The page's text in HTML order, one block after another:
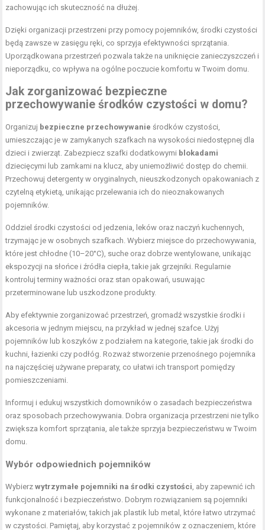
zachowując ich skuteczność na dłużej.
Dzięki organizacji przestrzeni przy pomocy pojemników, środki czystości
będą zawsze w zasięgu ręki, co sprzyja efektywności sprzątania.
Uporządkowana przestrzeń pozwala także na uniknięcie zanieczyszczeń i
nieporządku, co wpływa na ogólne poczucie komfortu w Twoim domu.
Jak zorganizować bezpieczne
przechowywanie środków czystości w domu?
Organizuj bezpieczne przechowywanie środków czystości,
umieszczając je w zamykanych szafkach na wysokości niedostępnej dla
dzieci i zwierząt. Zabezpiecz szafki dodatkowymi blokadami
dziecięcymi lub zamkami na klucz, aby uniemożliwić dostęp do chemii.
Przechowuj detergenty w oryginalnych, nieuszkodzonych opakowaniach z
czytelną etykietą, unikając przelewania ich do nieoznakowanych
pojemników.
Oddziel środki czystości od jedzenia, leków oraz naczyń kuchennych,
trzymając je w osobnych szafkach. Wybierz miejsce do przechowywania,
które jest chłodne (10–20°C), suche oraz dobrze wentylowane, unikając
ekspozycji na słońce i źródła ciepła, takie jak grzejniki. Regularnie
kontroluj terminy ważności oraz stan opakowań, usuwając
przeterminowane lub uszkodzone produkty.
Aby efektywnie zorganizować przestrzeń, gromadź wszystkie środki i
akcesoria w jednym miejscu, na przykład w jednej szafce. Użyj
pojemników lub koszyków z podziałem na kategorie, takie jak środki do
kuchni, łazienki czy podłóg. Rozważ stworzenie przenośnego pojemnika
na najczęściej używane preparaty, co ułatwi ich transport pomiędzy
pomieszczeniami.
Informuj i edukuj wszystkich domowników o zasadach bezpieczeństwa
oraz sposobach przechowywania. Dobra organizacja przestrzeni nie tylko
zwiększa komfort sprzątania, ale także sprzyja bezpieczeństwu w Twoim
domu.
Wybór odpowiednich pojemników
Wybierzwytrzymałe pojemniki na środki czystości , aby zapewnić ich
funkcjonalność i bezpieczeństwo. Dobrym rozwiązaniem są pojemniki
wykonane z materiałów, takich jak plastik lub metal, które łatwo utrzymać
w czystości. Pamiętaj, aby korzystać z pojemników z oznaczeniem, które